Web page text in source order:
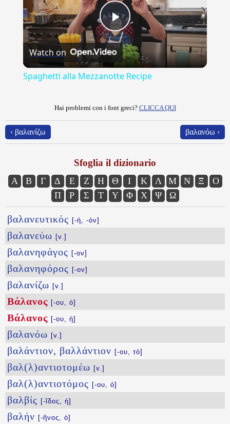
Play
Video
Watch on
Spaghetti alla Mezzanotte Recipe
Hai problemi con i font greci? CLICCA QUI
‹ βαλανίζω βαλανόω ›
Sfoglia il dizionario
Α Β Γ Δ Ε Ζ Η Θ Ι Κ Λ Μ Ν Ξ
Ο
Π
Ρ Σ Τ Υ Φ Χ Ψ Ω
βαλανευτικός [-ή, -όν]
βαλανεύω [v.]
βαλανηφάγος [-ον]
βαλανηφόρος [-ον]
βαλανίζω [v.]
Βάλανος [-ου, ὁ]
Βάλανος [-ου, ἡ]
βαλανόω [v.]
βαλάντιον, βαλλάντιον [-ου, τό]
βαλ(λ)αντιοτομέω [v.]
βαλ(λ)αντιοτόμος [-ου, ὁ]
βαλβίς [-ῖδος, ἡ]
βαλήν [-ῆνος, ὁ]